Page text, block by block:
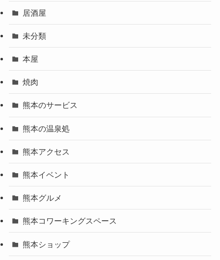
居酒屋
未分類
本屋
焼肉
熊本のサービス
熊本の温泉処
熊本アクセス
熊本イベント
熊本グルメ
熊本コワーキングスペース
熊本ショップ